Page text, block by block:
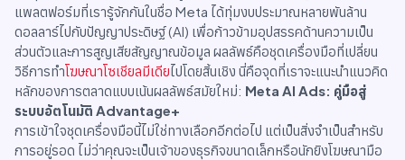
แพลตฟอร์มที่เรารู้จักกันในชื่อ Meta ได้ทุ่มงบประมาณหลายพันล้าน
ดอลลาร์ไปกับปัญญาประดิษฐ์ (AI) เพื่อก้าวข้ามอุปสรรคด้านความเป็น
ส่วนตัวและการสูญเสียสัญญาณข้อมูล ผลลัพธ์คือชุดเครื่องมือที่เปลี่ยน
วิธีการทำโฆษณาโซเชียลมีเดียไปโดยสิ้นเชิง นี่คือจุดที่เราจะแนะนำแนวคิด
หลักของการตลาดแบบเน้นผลลัพธ์สมัยใหม่: Meta AI Ads: คู่มือสู่
ระบบอัตโนมัติ Advantage+
การเข้าใจชุดเครื่องมือนี้ไม่ใช่ทางเลือกอีกต่อไป แต่เป็นสิ่งจำเป็นสำหรับ
การอยู่รอด ไม่ว่าคุณจะเป็นเจ้าของธุรกิจขนาดเล็กหรือนักยิงโฆษณามือ